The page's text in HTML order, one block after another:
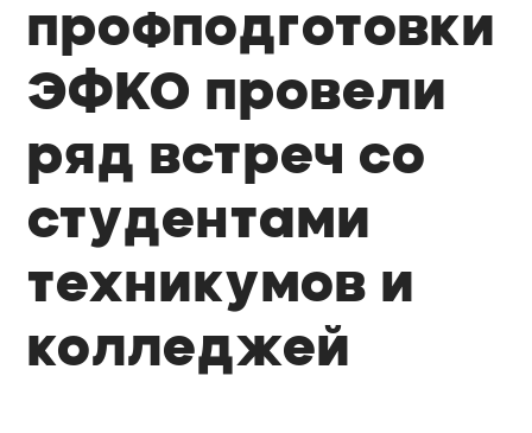
профподготовки
ЭФКО провели
ряд встреч со
студентами
техникумов и
колледжей